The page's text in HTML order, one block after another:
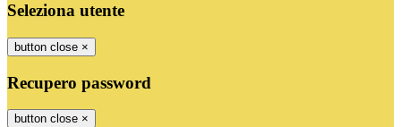
Seleziona utente
button close ×
Recupero password
button close ×